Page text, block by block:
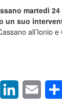
martedì
un suo
all’Ionio e
WhatsAppLinkedInEmail